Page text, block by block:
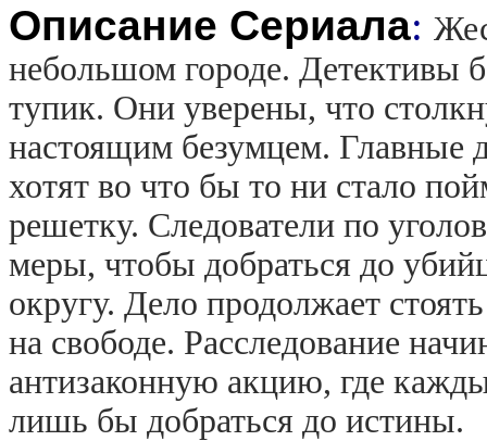
Описание Сериала:
небольшом городе. Детективы
тупик. Они уверены, что
настоящим безумцем. Главные
хотят во что бы то ни стало
решетку. Следователи по
меры, чтобы добраться до
округу. Дело продолжает
на свободе. Расследование
антизаконную акцию, где
лишь бы добраться до истины.